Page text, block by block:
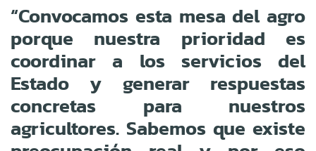
“Convocamos esta mesa del agro
porque nuestra prioridad es
coordinar a los servicios del
Estado y generar respuestas
concretas para nuestros
agricultores. Sabemos que existe